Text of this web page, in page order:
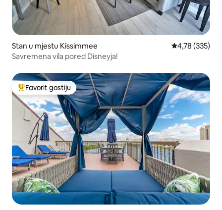
Stan u mjestu Kissimmee Prosječna
4,78 (335)
Savremena vila pored Disneyja!
Glavni favorit gostiju
Favorit gostiju